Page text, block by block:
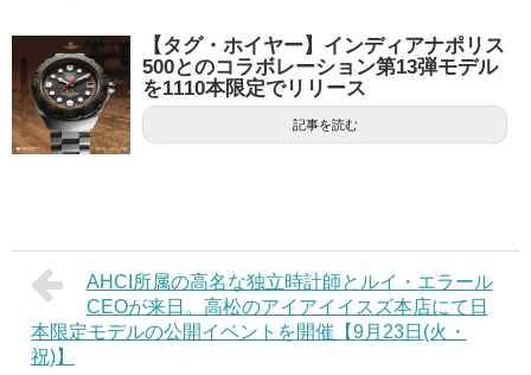
【タグ・ホイヤー】インディアナポリス
500とのコラボレーション第13弾モデル
を1110本限定でリリース
記事を読む
AHCI所属の高名な独立時計師とルイ・エラール
CEOが来日。高松のアイアイイスズ本店にて日
本限定モデルの公開イベントを開催【9月23日(火・
祝)】